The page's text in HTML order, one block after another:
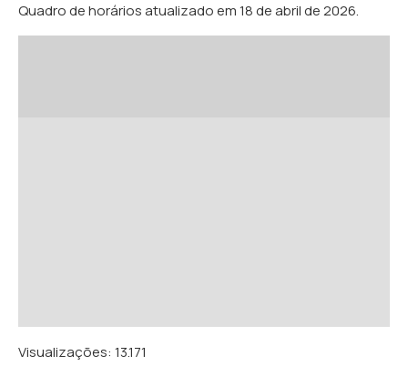
Quadro de horários atualizado em 18 de abril de 2026.
Visualizações: 13.171